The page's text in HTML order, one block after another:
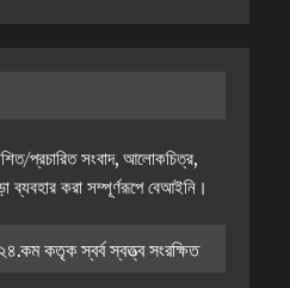
প্রচারিত সংবাদ, আলোকচিত্র,
ব্যবহার করা সম্পূর্ণরূপে বেআইনি।
কতৃক স্বর্ব স্বত্ত্ব সংরক্ষিত